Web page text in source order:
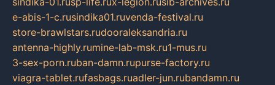
e-abis-1-c.rusindika01.ruvenda-festival.ru
store-brawlstars.rudooraleksandria.ru
antenna-highly.rumine-lab-msk.ru1-mus.ru
3-sex-porn.ruban-damn.rupurse-factory.ru
viagra-tablet.rufasbags.ruadler-jun.rubandamn.ru